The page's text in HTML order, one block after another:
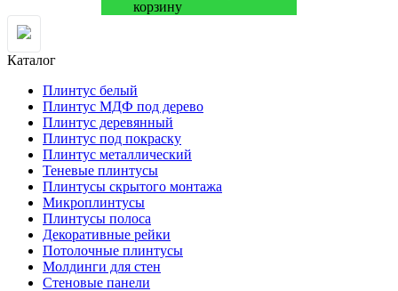
Каталог
Плинтус белый
Плинтус МДФ под дерево
Плинтус деревянный
Плинтус под покраску
Плинтус металлический
Теневые плинтусы
Плинтусы скрытого монтажа
Микроплинтусы
Плинтусы полоса
Декоративные рейки
Потолочные плинтусы
Молдинги для стен
Стеновые панели